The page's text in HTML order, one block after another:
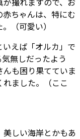
が撮れますので、お
ちゃんは、特にむ
（可愛い）
えば「オルカ」で
無しだったよう
も困り果てていま
れました。（ここ
美しい海岸とかもあ